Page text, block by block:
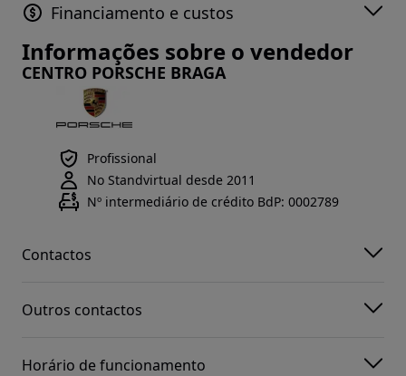
Financiamento e custos
Informações sobre o vendedor
CENTRO PORSCHE BRAGA
Profissional
No Standvirtual desde 2011
Nº intermediário de crédito BdP: 0002789
Contactos
Outros contactos
Horário de funcionamento